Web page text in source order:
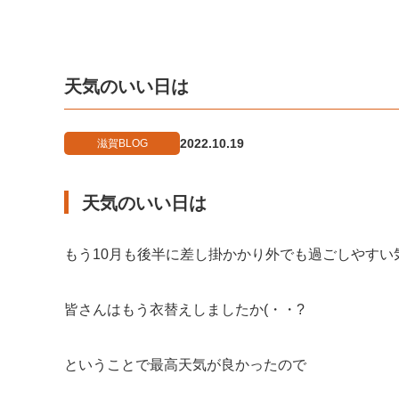
天気のいい日は
滋賀BLOG 2022.10.19
天気のいい日は
もう10月も後半に差し掛かかり外でも過ごしやす
皆さんはもう衣替えしましたか(・・?
ということで最高天気が良かったので